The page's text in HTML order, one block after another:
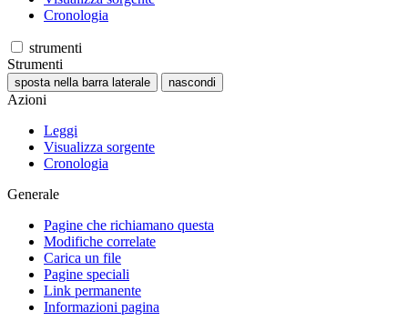
Cronologia
strumenti
Strumenti
sposta nella barra laterale nascondi
Azioni
Leggi
Visualizza sorgente
Cronologia
Generale
Pagine che richiamano questa
Modifiche correlate
Carica un file
Pagine speciali
Link permanente
Informazioni pagina